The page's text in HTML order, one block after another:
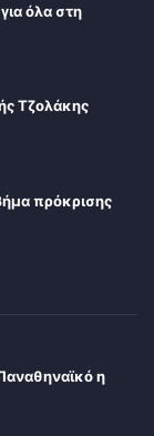
όλα στη
Τζολάκης
πρόκρισης
η